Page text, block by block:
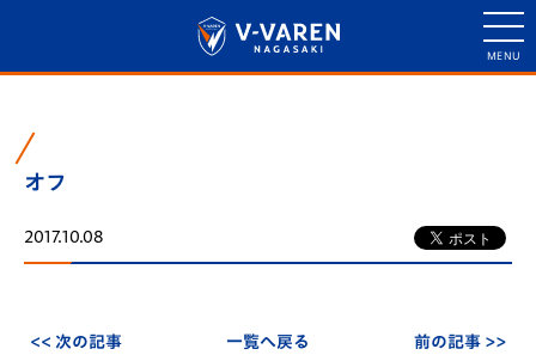
オフ
2017.10.08
<< 次の記事 一覧へ戻る 前の記事 >>